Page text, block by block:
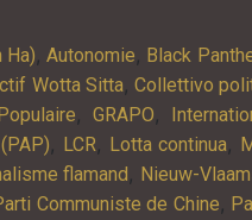
Ha),Autonomie, Black
Wotta Sitta,Collettivo
, GRAPO,
, LCR, Lotta continua,
flamand , Nieuw-
Communiste de Chine,